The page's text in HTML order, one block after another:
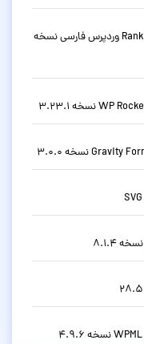
دانلود افزونه سئو حرفه ای رنک مث Rank Math Pro وردپرس فارسی نسخه